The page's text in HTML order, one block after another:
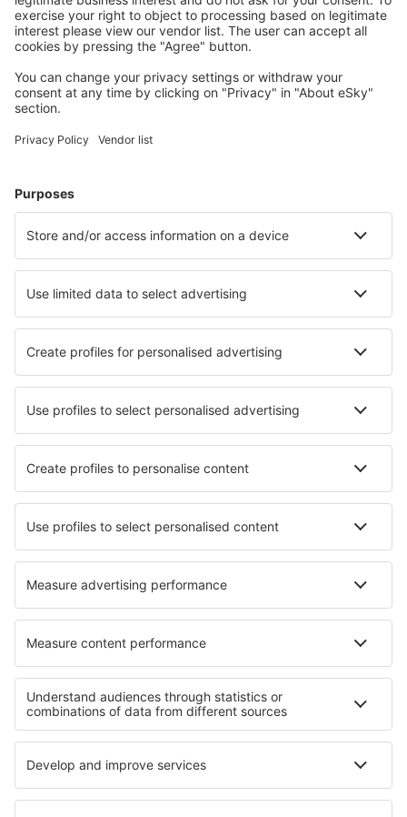
Izmir Adnan Menderes (ADB)
Kars Airport (KSY)
Kastamonu Airport (KFS)
Malatya Erhac (MLX)
Mardin Airport (MQM)
Merzifon Airport (MZH)
Bodrum
Mus Airport (MSR)
Gaziantep Oguzeli (GZT)
Ordu-Giresun Airport (OGU)
Flughafen Rize-Artvin (RZV)
Istanbul
Sanliurfa Airport (GNY)
Siirt Airport (SXZ)
Sirnak Airport (NKT)
Sivas Nuri Demirag (VAS)
Tekirdag Corlu Airport (TEQ)